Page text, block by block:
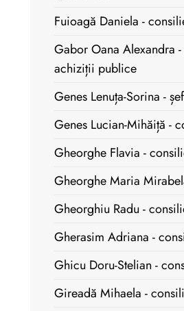
Fuioagă Daniela -
Gabor Oana Alexandra
achiziții publice
Genes Lenuța-Sorina -
Genes Lucian-Mihăiță -
Gheorghe Flavia -
Gheorghe Maria
Gheorghiu Radu -
Gherasim Adriana -
Ghicu Doru-Stelian -
Gireadă Mihaela -